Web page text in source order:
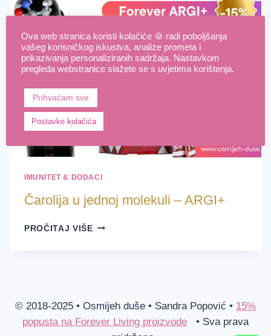
IMUNITET & DODACI
Čarolija u jednoj molekuli – ARGI+
PROČITAJ VIŠEČAROLIJA
© 2018-2025 • Osmijeh duše • Sandra Popović • 15%
popusta na Forever Living proizvode • Sva prava
Ova web stranica koristi kolačiće 🍪 radi poboljšanja
vašeg korisničkog iskustva, analize prometa i
prikazivanja personaliziranih sadržaja. Nastavkom
pregleda webstranice slažete se s uvjetima korištenja.
Prihvaćam sve
Postavke kolačića